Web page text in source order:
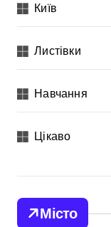
Київ
Листівки
Навчання
Цікаво
Місто